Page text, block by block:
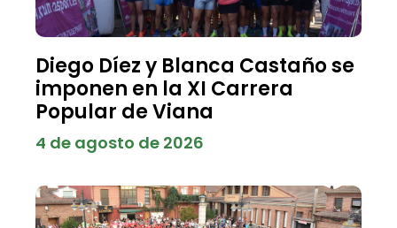
Diego Díez y Blanca Castaño se
imponen en la XI Carrera
Popular de Viana
4 de agosto de 2026